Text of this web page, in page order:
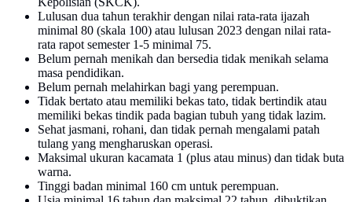
Lulusan dua tahun terakhir dengan nilai rata-rata ijazah
minimal 80 (skala 100) atau lulusan 2023 dengan nilai rata-
rata rapot semester 1-5 minimal 75.
Belum pernah menikah dan bersedia tidak menikah selama
masa pendidikan.
Belum pernah melahirkan bagi yang perempuan.
Tidak bertato atau memiliki bekas tato, tidak bertindik atau
memiliki bekas tindik pada bagian tubuh yang tidak lazim.
Sehat jasmani, rohani, dan tidak pernah mengalami patah
tulang yang mengharuskan operasi.
Maksimal ukuran kacamata 1 (plus atau minus) dan tidak buta
warna.
Tinggi badan minimal 160 cm untuk perempuan.